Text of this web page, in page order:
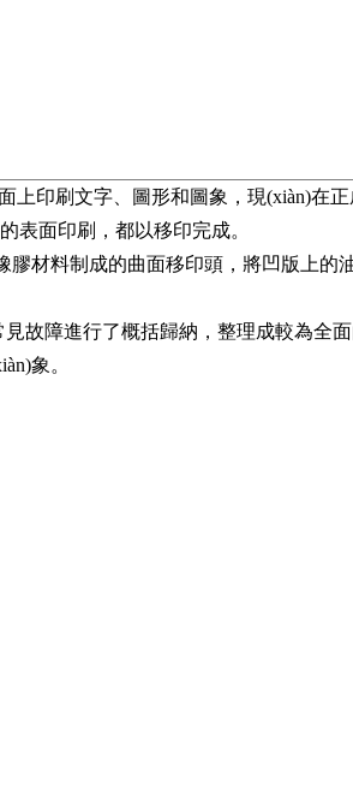
刷文字、圖形和圖象，現(xiàn)
刷，都以移印完成。
膠材料制成的曲面移印頭，將凹版
進行了概括歸納，整理成較為全面的
。